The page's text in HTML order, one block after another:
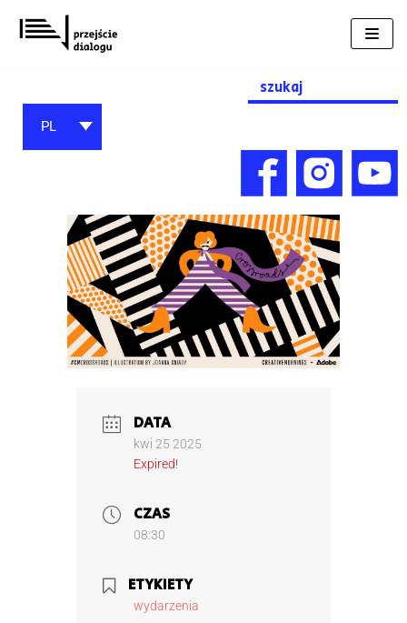
Przejdź
do
Search
for:
PL
DATA
kwi 25 2025
Expired!
CZAS
08:30
ETYKIETY
wydarzenia